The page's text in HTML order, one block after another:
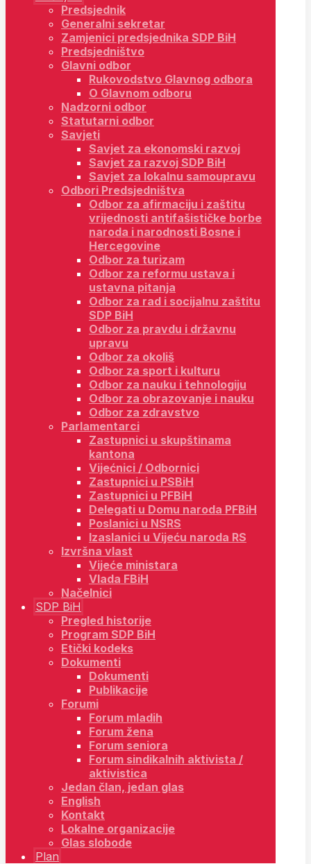
Predsjednik
Generalni sekretar
Zamjenici predsjednika SDP BiH
Predsjedništvo
Glavni odbor
Rukovodstvo Glavnog odbora
O Glavnom odboru
Nadzorni odbor
Statutarni odbor
Savjeti
Savjet za ekonomski razvoj
Savjet za razvoj SDP BiH
Savjet za lokalnu samoupravu
Odbori Predsjedništva
Odbor za afirmaciju i zaštitu
vrijednosti antifašističke borbe
naroda i narodnosti Bosne i
Hercegovine
Odbor za turizam
Odbor za reformu ustava i
ustavna pitanja
Odbor za rad i socijalnu zaštitu
SDP BiH
Odbor za pravdu i državnu
upravu
Odbor za okoliš
Odbor za sport i kulturu
Odbor za nauku i tehnologiju
Odbor za obrazovanje i nauku
Odbor za zdravstvo
Parlamentarci
Zastupnici u skupštinama
kantona
Vijećnici / Odbornici
Zastupnici u PSBiH
Zastupnici u PFBiH
Delegati u Domu naroda PFBiH
Poslanici u NSRS
Izaslanici u Vijeću naroda RS
Izvršna vlast
Vijeće ministara
Vlada FBiH
Načelnici
SDP BiH
Pregled historije
Program SDP BiH
Etički kodeks
Dokumenti
Dokumenti
Publikacije
Forumi
Forum mladih
Forum žena
Forum seniora
Forum sindikalnih aktivista /
aktivistica
Jedan član, jedan glas
English
Kontakt
Lokalne organizacije
Glas slobode
Plan